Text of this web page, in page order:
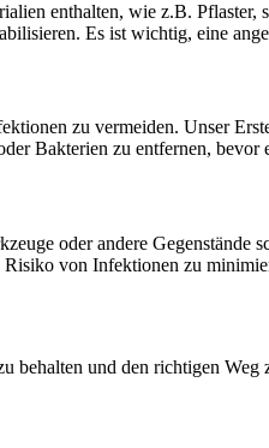
enthalten, wie z.B.
Es ist wichtig, eine
zu vermeiden. Unser
Bakterien zu entfernen, bevor
oder andere
von Infektionen zu
und den richtigen